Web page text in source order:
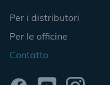
Per i distributori
Per le officine
Contatto